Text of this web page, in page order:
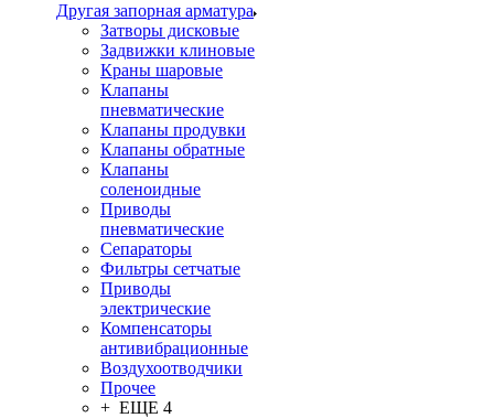
Другая запорная арматура
Затворы дисковые
Задвижки клиновые
Краны шаровые
Клапаны
пневматические
Клапаны продувки
Клапаны обратные
Клапаны
соленоидные
Приводы
пневматические
Сепараторы
Фильтры сетчатые
Приводы
электрические
Компенсаторы
антивибрационные
Воздухоотводчики
Прочее
+ ЕЩЕ 4